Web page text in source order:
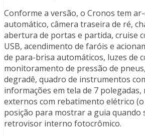
Conforme a versão, o Cronos tem
automático, câmera traseira de ré,
abertura de portas e partida, cruise
USB, acendimento de faróis e
de para-brisa automáticos, luzes de
monitoramento de pressão de
degradê, quadro de instrumentos
informações em tela de 7
externos com rebatimento elétrico
posição para mostrar a guia quando
retrovisor interno fotocrômico.